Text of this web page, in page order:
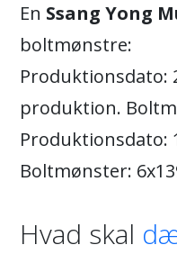
En Ssang Yong
boltmønstre:
Produktionsdato:
produktion.
Produktionsdato:
Boltmønster:
Hvad skal